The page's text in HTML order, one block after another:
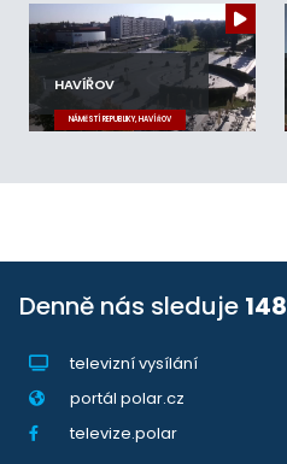
HAVÍŘOV
NÁMĚSTÍ REPUBLIKY, HAVÍŘOV
Denně nás sleduje
televizní vysílání
portál polar.cz
televize.polar